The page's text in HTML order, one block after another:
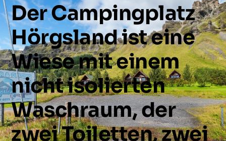
DerCampingplatz
Hörgslandisteine
Wiesemiteinem
nichtisolierten
Waschraum,der
zweiToiletten,zwei